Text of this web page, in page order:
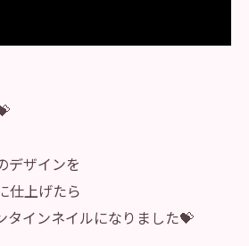
デザインを
仕上げたら
タインネイルになりました💝